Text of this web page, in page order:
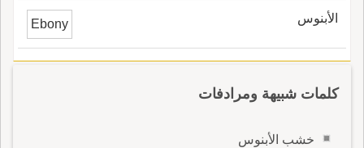
الأبنوس Ebony
كلمات شبيهة ومرادفات
خشب الأبنوس